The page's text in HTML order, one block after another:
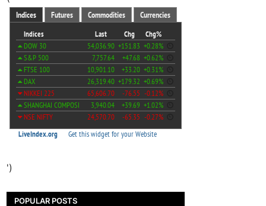
')
POPULAR POSTS